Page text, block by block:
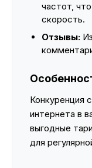
частот,
скорость.
Отзывы:
Конкуренция
интернета в
выгодные
для